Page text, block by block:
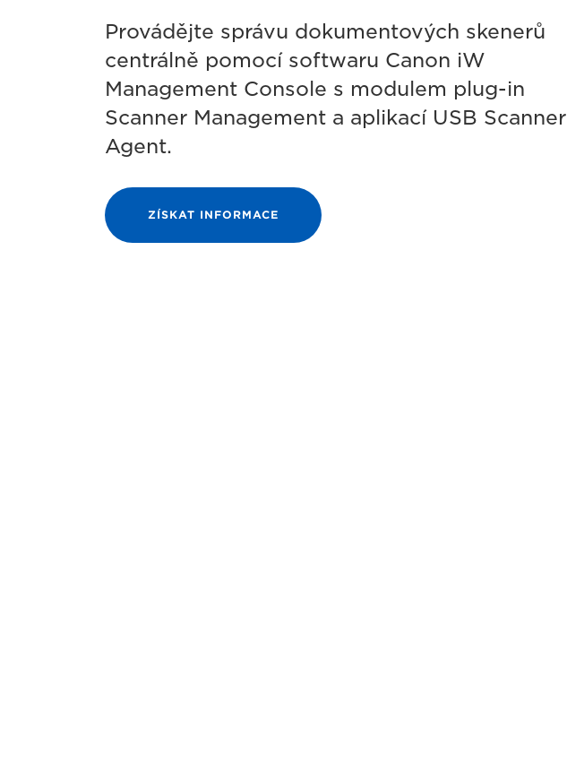
Provádějte správu dokumentových skenerů
centrálně pomocí softwaru Canon iW
Management Console s modulem plug-in
Scanner Management a aplikací USB Scanner
Agent.
ZÍSKAT INFORMACE